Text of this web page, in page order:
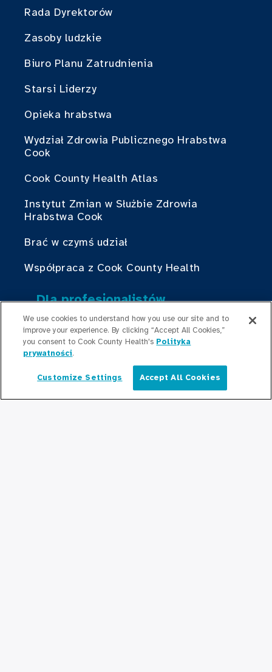
Rada Dyrektorów
Zasoby ludzkie
Biuro Planu Zatrudnienia
Starsi Liderzy
Opieka hrabstwa
Wydział Zdrowia Publicznego Hrabstwa
Cook
Cook County Health Atlas
Instytut Zmian w Służbie Zdrowia
Hrabstwa Cook
Brać w czymś udział
Współpraca z Cook County Health
Dla profesjonalistów
medycznych
Programy stypendialne
Programy rezydencyjne
Graduate Medical
Education/Professional Education
Polski
We use cookies to understand how you use our site and to
improve your experience. By clicking “Accept All Cookies,”
you consent to Cook County Health's Polityka
prywatności.
Customize Settings Accept All Cookies